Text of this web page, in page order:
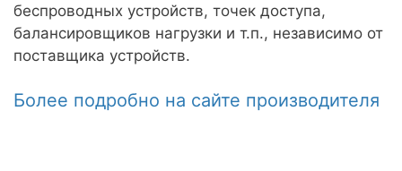
беспроводных устройств, точек доступа,
балансировщиков нагрузки и т.п., независимо от
поставщика устройств.
Более подробно на сайте производителя